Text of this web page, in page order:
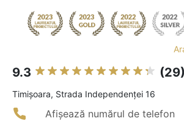
9.3 (29)
Timişoara, Strada Independenței 16
Afișează numărul de telefon